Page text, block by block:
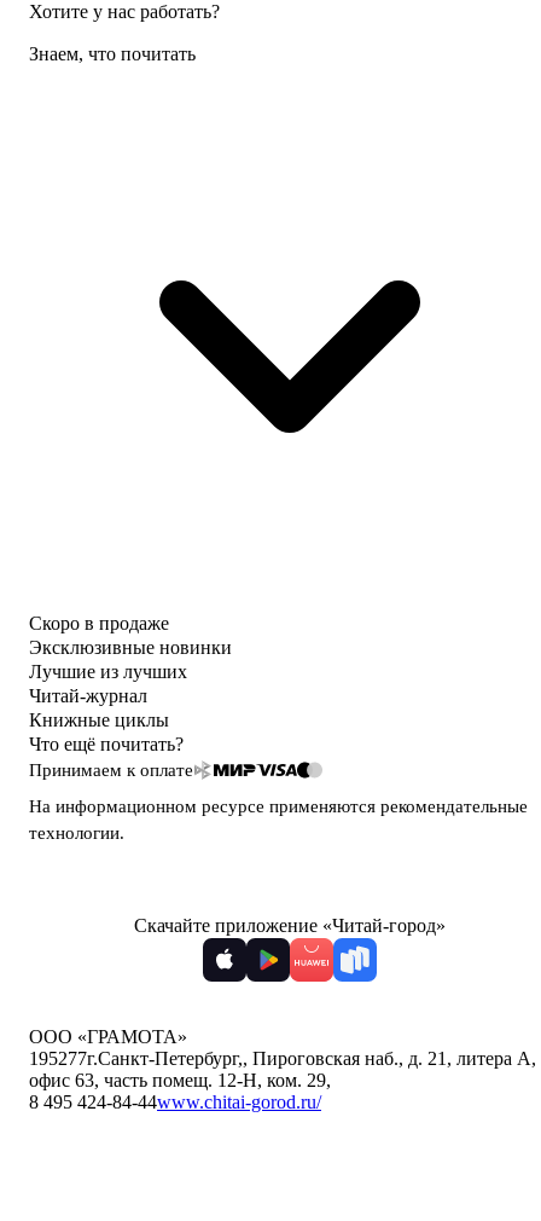
Хотите у нас работать?
Знаем, что почитать
Скоро в продаже
Эксклюзивные новинки
Лучшие из лучших
Читай-журнал
Книжные циклы
Что ещё почитать?
Принимаем к оплате
На информационном ресурсе применяются рекомендательные
технологии.
Скачайте приложение «Читай-город»
ООО «ГРАМОТА»
195277г.Санкт-Петербург,, Пироговская наб., д. 21, литера А,
офис 63, часть помещ. 12-Н, ком. 29,
8 495 424-84-44www.chitai-gorod.ru/